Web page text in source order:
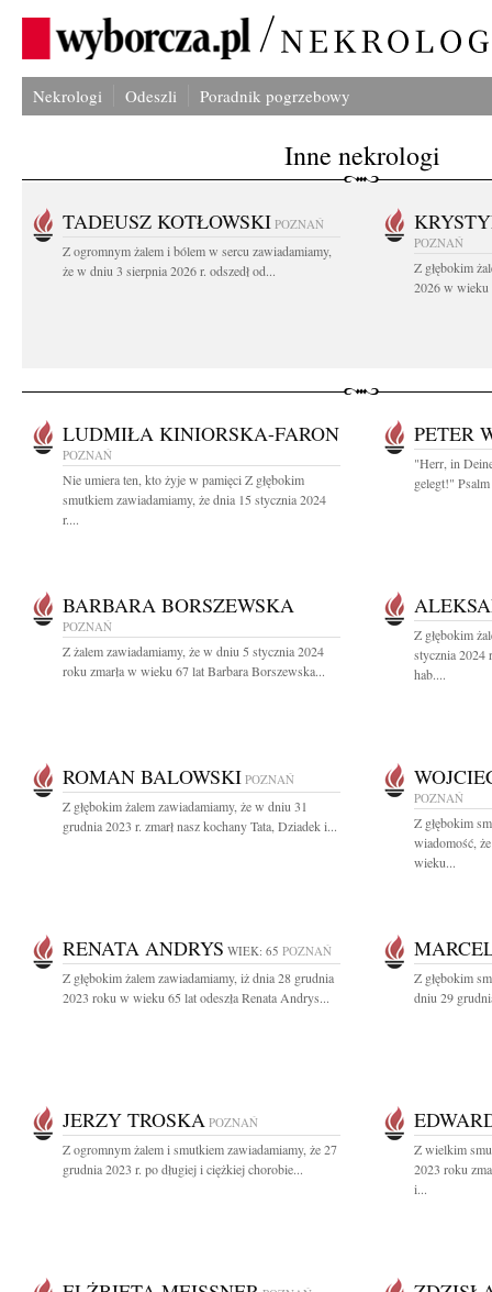
Nekrologi Odeszli Poradnik pogrzebowy
Inne nekrologi
TADEUSZ KOTŁOWSKI POZNAŃ
Z ogromnym żalem i bólem w sercu zawiadamiamy,
że w dniu 3 sierpnia 2026 r. odszedł od...
POZNAŃ
Z głębokim
2026 w wieku
LUDMIŁA KINIORSKA-FARON
POZNAŃ
Nie umiera ten, kto żyje w pamięci Z głębokim
smutkiem zawiadamiamy, że dnia 15 stycznia 2024
r....
PETER
"Herr, in
gelegt!"
BARBARA BORSZEWSKA
POZNAŃ
Z żalem zawiadamiamy, że w dniu 5 stycznia 2024
roku zmarła w wieku 67 lat Barbara Borszewska...
Z głębokim
stycznia 2024
hab....
ROMAN BALOWSKI POZNAŃ
Z głębokim żalem zawiadamiamy, że w dniu 31
grudnia 2023 r. zmarł nasz kochany Tata, Dziadek i...
POZNAŃ
Z głębokim
wiadomość,
wieku...
RENATA ANDRYS WIEK: 65 POZNAŃ
Z głębokim żalem zawiadamiamy, iż dnia 28 grudnia
2023 roku w wieku 65 lat odeszła Renata Andrys...
Z głębokim
dniu 29
JERZY TROSKA POZNAŃ
Z ogromnym żalem i smutkiem zawiadamiamy, że 27
grudnia 2023 r. po długiej i ciężkiej chorobie...
Z wielkim
2023 roku
i...